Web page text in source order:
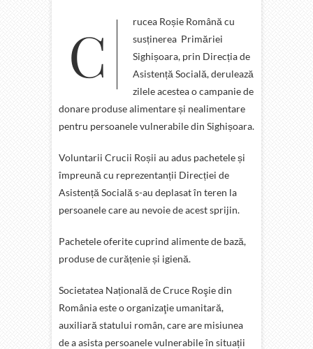
Crucea Roșie Română cu
susținerea Primăriei
Sighișoara, prin Direcția de
Asistență Socială, derulează
zilele acestea o campanie de
donare produse alimentare și nealimentare
pentru persoanele vulnerabile din Sighișoara.
Voluntarii Crucii Roșii au adus pachetele și
împreună cu reprezentanții Direcției de
Asistență Socială s-au deplasat în teren la
persoanele care au nevoie de acest sprijin.
Pachetele oferite cuprind alimente de bază,
produse de curățenie și igienă.
Societatea Națională de Cruce Roşie din
România este o organizaţie umanitară,
auxiliară statului român, care are misiunea
de a asista persoanele vulnerabile în situații